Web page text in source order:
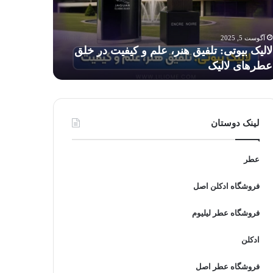
آگوست 5, 2025
لالیک بیوتی: تلفیق هنر، علم و کیفیت در خلق
عطرهای لالیک
کودکان
خطرناک
لینک دوستان
عطر
فروشگاه ادکلن اصل
فروشگاه عطر لیلیوم
ادکلن
فروشگاه عطر اصل